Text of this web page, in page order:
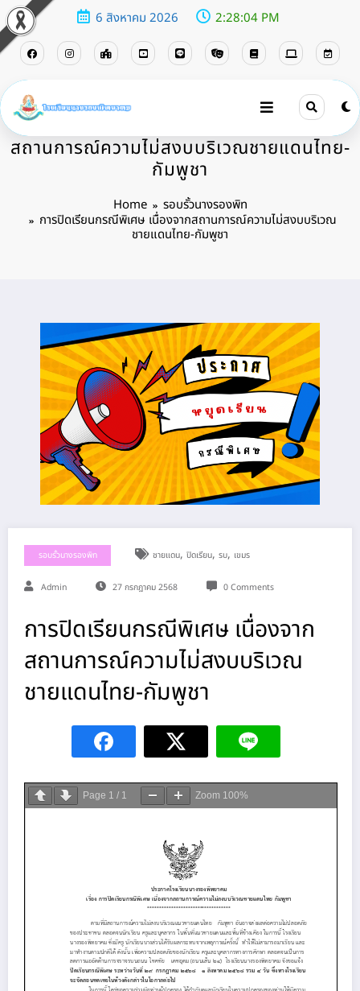
6 สิงหาคม 2026 2:28:05 PM
การปิดเรียนกรณีพิเศษ เนื่องจาก
สถานการณ์ความไม่สงบบริเวณชายแดนไทย-
กัมพูชา
Home
รอบรั้วนางรองพิท
การปิดเรียนกรณีพิเศษ เนื่องจากสถานการณ์ความไม่สงบบริเวณ
ชายแดนไทย-กัมพูชา
รอบรั้วนางรองพิท ชายแดน, ปิดเรียน, รบ, เขมร
Admin 27 กรกฎาคม 2568 0 Comments
การปิดเรียนกรณีพิเศษ เนื่องจาก
สถานการณ์ความไม่สงบบริเวณ
ชายแดนไทย-กัมพูชา
Page 1 / 1 Zoom 100%